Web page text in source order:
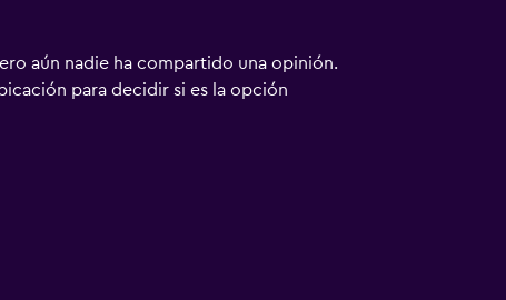
aún nadie ha compartido una opinión.
para decidir si es la opción